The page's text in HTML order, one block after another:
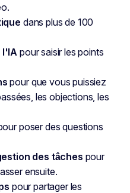
dans plus de 100
l'IA pour saisir les points
pour que vous puissiez
les objections, les
poser des questions
des tâches pour
ensuite.
pour partager les